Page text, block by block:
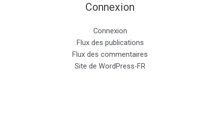
Connexion
Connexion
Flux des publications
Flux des commentaires
Site de WordPress-FR